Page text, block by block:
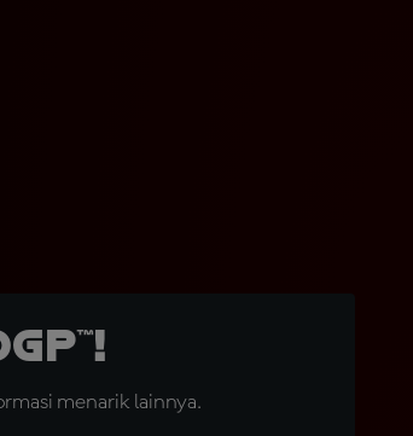
menarik lainnya.